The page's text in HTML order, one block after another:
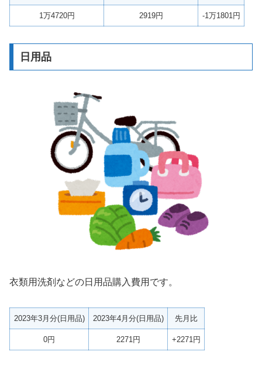
1万4720円 2919円 -1万1801円
日用品
衣類用洗剤などの日用品購入費用です。
2023年3月分(日用品) 2023年4月分(日用品) 先月比
0円 2271円 +2271円